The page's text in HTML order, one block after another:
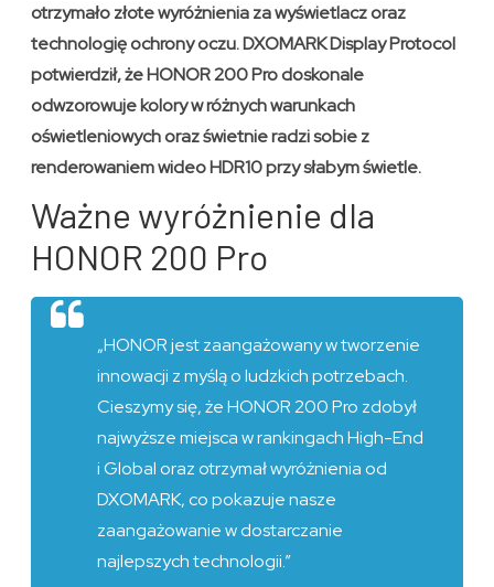
otrzymało złote wyróżnienia za wyświetlacz oraz
technologię ochrony oczu. DXOMARK Display Protocol
potwierdził, że HONOR 200 Pro doskonale
odwzorowuje kolory w różnych warunkach
oświetleniowych oraz świetnie radzi sobie z
renderowaniem wideo HDR10 przy słabym świetle.
Ważne wyróżnienie dla
HONOR 200 Pro
„HONOR jest zaangażowany w tworzenie
innowacji z myślą o ludzkich potrzebach.
Cieszymy się, że HONOR 200 Pro zdobył
najwyższe miejsca w rankingach High-End
i Global oraz otrzymał wyróżnienia od
DXOMARK, co pokazuje nasze
zaangażowanie w dostarczanie
najlepszych technologii.”